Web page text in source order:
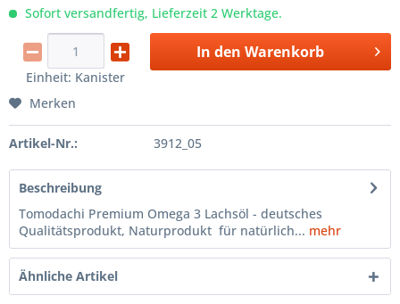
Sofort versandfertig, Lieferzeit 2 Werktage.
Einheit: Kanister
In den Warenkorb
Merken
Artikel-Nr.: 3912_05
Beschreibung
Tomodachi Premium Omega 3 Lachsöl - deutsches
Qualitätsprodukt, Naturprodukt für natürlich... mehr
Ähnliche Artikel